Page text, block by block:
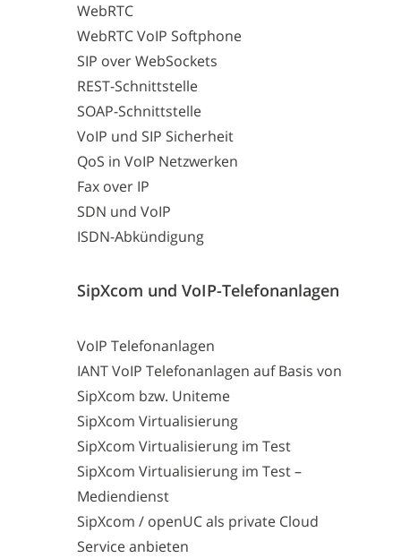
WebRTC
WebRTC VoIP Softphone
SIP over WebSockets
REST-Schnittstelle
SOAP-Schnittstelle
VoIP und SIP Sicherheit
QoS in VoIP Netzwerken
Fax over IP
SDN und VoIP
ISDN-Abkündigung
SipXcom und VoIP-Telefonanlagen
VoIP Telefonanlagen
IANT VoIP Telefonanlagen auf Basis von
SipXcom bzw. Uniteme
SipXcom Virtualisierung
SipXcom Virtualisierung im Test
SipXcom Virtualisierung im Test –
Mediendienst
SipXcom / openUC als private Cloud
Service anbieten